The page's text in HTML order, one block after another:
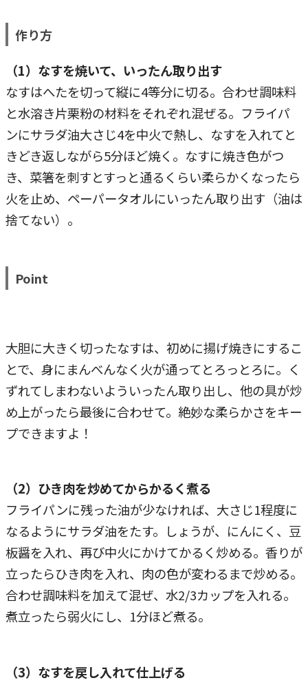
作り方
（1）なすを焼いて、いったん取り出す
なすはへたを切って縦に4等分に切る。合わせ調味料
と水溶き片栗粉の材料をそれぞれ混ぜる。フライパ
ンにサラダ油大さじ4を中火で熱し、なすを入れてと
きどき返しながら5分ほど焼く。なすに焼き色がつ
き、菜箸を刺すとすっと通るくらい柔らかくなったら
火を止め、ペーパータオルにいったん取り出す（油は
捨てない）。
Point
大胆に大きく切ったなすは、初めに揚げ焼きにするこ
とで、身にまんべんなく火が通ってとろっとろに。く
ずれてしまわないよういったん取り出し、他の具が炒
め上がったら最後に合わせて。絶妙な柔らかさをキー
プできますよ！
（2）ひき肉を炒めてからかるく煮る
フライパンに残った油が少なければ、大さじ1程度に
なるようにサラダ油をたす。しょうが、にんにく、豆
板醤を入れ、再び中火にかけてかるく炒める。香りが
立ったらひき肉を入れ、肉の色が変わるまで炒める。
合わせ調味料を加えて混ぜ、水2/3カップを入れる。
煮立ったら弱火にし、1分ほど煮る。
（3）なすを戻し入れて仕上げる